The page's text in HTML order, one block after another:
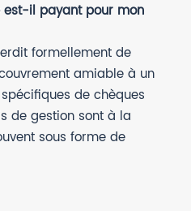
est-il payant pour mon
formellement de
amiable à un
de chèques
de gestion sont à la
sous forme de